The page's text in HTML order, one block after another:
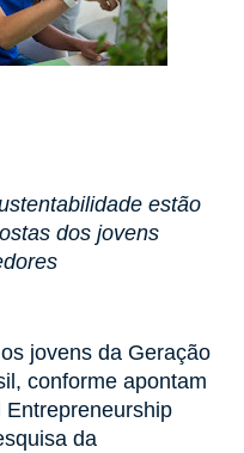
estão
dos jovens
jovens da Geração
conforme apontam
da